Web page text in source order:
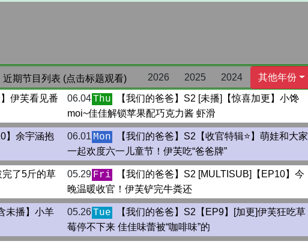
近期节目列表 (点击标题观看) 2026 2025 2024 其他年份
伊芙看见番
06.04 Thu
【我们的爸爸】S2 [未播]【惊喜加更】小馋
moi~佳佳解锁苹果配巧克力酱 虾滑
】余宇涵抱
06.01 Mon
【我们的爸爸】S2【收官特辑⭐️】萌娃和大家
一起欢度六一儿童节！伊芙吃“爸爸牌”
完了5斤的草
05.29 Fri
【我们的爸爸】S2 [MULTISUB]【EP10】今
晚温暖收官！伊芙铲完牛粪还
未播】小羊
05.26 Tue
【我们的爸爸】S2【EP9】[加更]伊芙狂吃草
莓停不下来 佳佳味蕾被“咖啡味”的